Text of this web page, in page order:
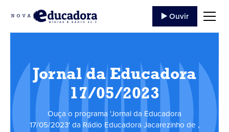
▶️ Ouvir
Jornal da Educadora
17/05/2023
Ouça o programa 'Jornal da Educadora
17/05/2023' da Rádio Educadora Jacarezinho de ,